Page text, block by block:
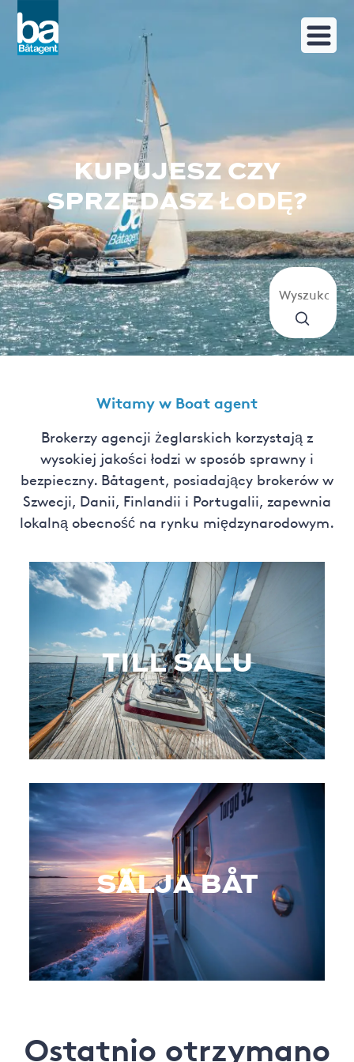
KUPUJESZ CZY
SPRZEDASZ ŁODĘ?
Witamy w Boat agent
Brokerzy agencji żeglarskich korzystają z
wysokiej jakości łodzi w sposób sprawny i
bezpieczny. Båtagent, posiadający brokerów w
Szwecji, Danii, Finlandii i Portugalii, zapewnia
lokalną obecność na rynku międzynarodowym.
TILL SALU
SÄLJA BÅT
Ostatnio otrzymano